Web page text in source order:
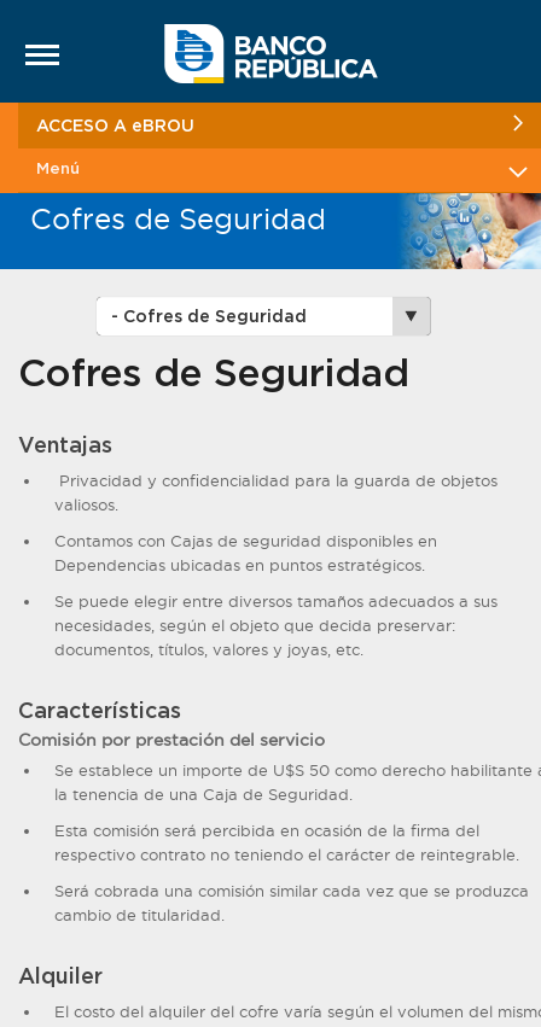
ACCESO A eBROU
Menú
Cofres de Seguridad
Cofres de Seguridad
Ventajas
Privacidad y confidencialidad para la guarda de objetos
valiosos.
Contamos con Cajas de seguridad disponibles en
Dependencias ubicadas en puntos estratégicos.
Se puede elegir entre diversos tamaños adecuados a sus
necesidades, según el objeto que decida preservar:
documentos, títulos, valores y joyas, etc.
Características
Comisión por prestación del servicio
Se establece un importe de U$S 50 como derecho habilitante
la tenencia de una Caja de Seguridad.
Esta comisión será percibida en ocasión de la firma del
respectivo contrato no teniendo el carácter de reintegrable.
Será cobrada una comisión similar cada vez que se produzca
cambio de titularidad.
Alquiler
El costo del alquiler del cofre varía según el volumen del